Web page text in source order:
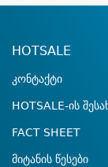
HOTSALE
კონტაქტი
HOTSALE-ის
FACT SHEET
მიტანის წესები